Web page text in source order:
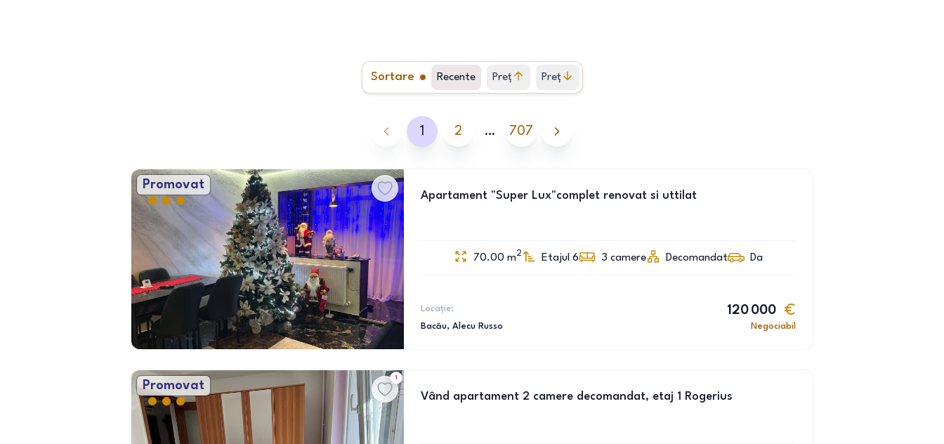
Sortare Recente Preț
crescător
Preț
descrescător
1 2 … 707
Promovat
Apartament "Super Lux"complet renovat si uttilat
70.00 m2 Etajul 6 3 camere Decomandat Da
Locație:
Bacău, Alecu Russo
120 000
Negociabil
Promovat
1
Vând apartament 2 camere decomandat, etaj 1 Rogerius